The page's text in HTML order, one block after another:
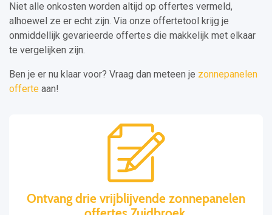
Niet alle onkosten worden altijd op offertes vermeld,
alhoewel ze er echt zijn. Via onze offertetool krijg je
onmiddellijk gevarieerde offertes die makkelijk met elkaar
te vergelijken zijn.
Ben je er nu klaar voor? Vraag dan meteen je zonnepanelen
offerte aan!
Ontvang drie vrijblijvende zonnepanelen